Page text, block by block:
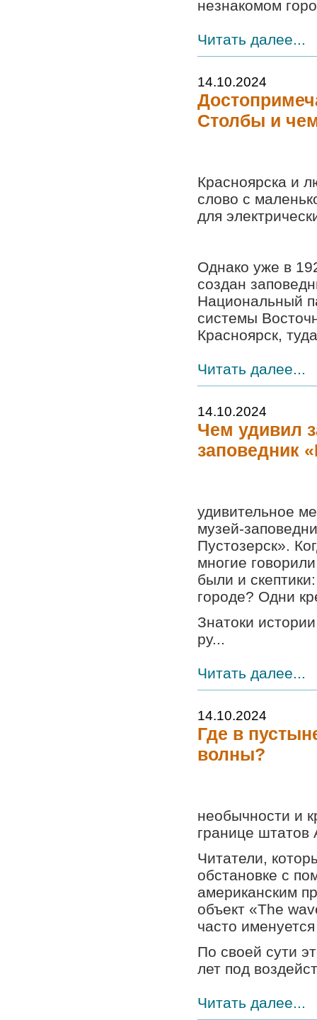
незнакомом
Читать далее...
14.10.2024
Столбы и
Красноярска и
слово с
для
Однако уже в
создан
Национальный
системы
Красноярск,
Читать далее...
14.10.2024
Чем удивил
заповедник
удивительное
музей-
Пустозерск».
многие
были и
городе? Одни
Знатоки
ру...
Читать далее...
14.10.2024
Где в
волны?
необычности и
границе
Читатели,
обстановке с
американским
объект «The
часто
По своей сути
лет под
Читать далее...